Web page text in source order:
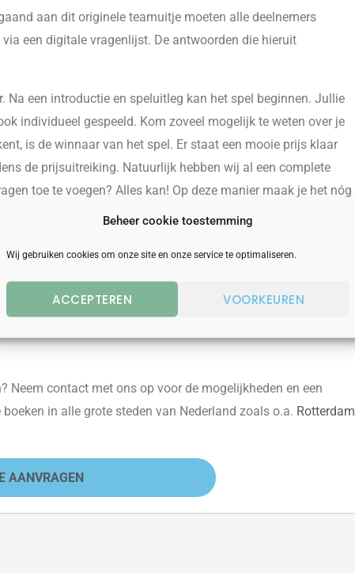
Beheer cookie toestemming
Wij gebruiken cookies om onze site en onze service te optimaliseren.
ACCEPTEREN VOORKEUREN
aan dit originele teamuitje moeten alle deelnemers
een digitale vragenlijst. De antwoorden die hieruit
Na een introductie en speluitleg kan het spel beginnen. Jullie
individueel gespeeld. Kom zoveel mogelijk te weten over je
is de winnaar van het spel. Er staat een mooie prijs klaar
de prijsuitreiking. Natuurlijk hebben wij al een complete
toe te voegen? Alles kan! Op deze manier maak je het nóg
in Leiden
is ook uit te breiden met bijvoorbeeld een lunch vooraf
Alles is bespreekbaar.
Neem contact met ons op voor de mogelijkheden en een
in alle grote steden van Nederland zoals o.a. Rotterdam
AANVRAGEN